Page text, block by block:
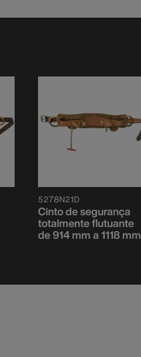
5278N21D
Cinto de segurança
totalmente flutuante
de 914 mm a 1118 mm